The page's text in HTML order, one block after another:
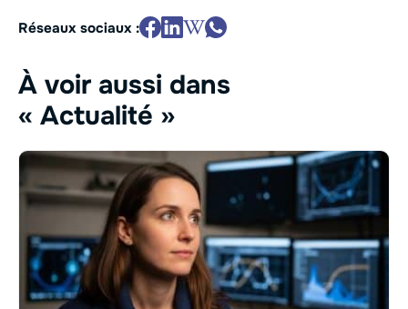
Réseaux sociaux :
À voir aussi dans
« Actualité »